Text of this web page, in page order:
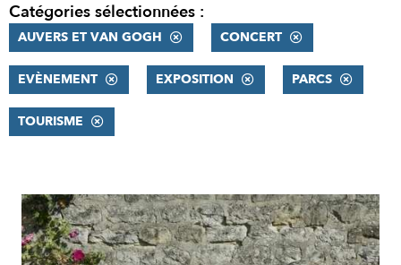
Catégories sélectionnées :
AUVERS ET VAN GOGH CONCERT
EVÈNEMENT EXPOSITION PARCS
TOURISME
RÉSULTATS